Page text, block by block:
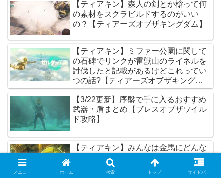
【ティアキン】森人の剣とか槍って何
の素材をスクラビルドするのがいい
の？【ティアーズオブザキングダム】
【ティアキン】ミファー公園に関して
の石碑でリンクが雷獣山のライネルを
討伐したと記載があるけどこれってい
つの話?【ティアーズオブザキングダ
ム】
【3/22更新】序盤で手に入るおすすめ
武器・盾まとめ【ブレスオブザワイル
ド攻略】
【ティアキン】みんなは金馬にどんな
名前つけた?【ティアーズオブザキン
メニュー ホーム 検索 トップ サイドバー